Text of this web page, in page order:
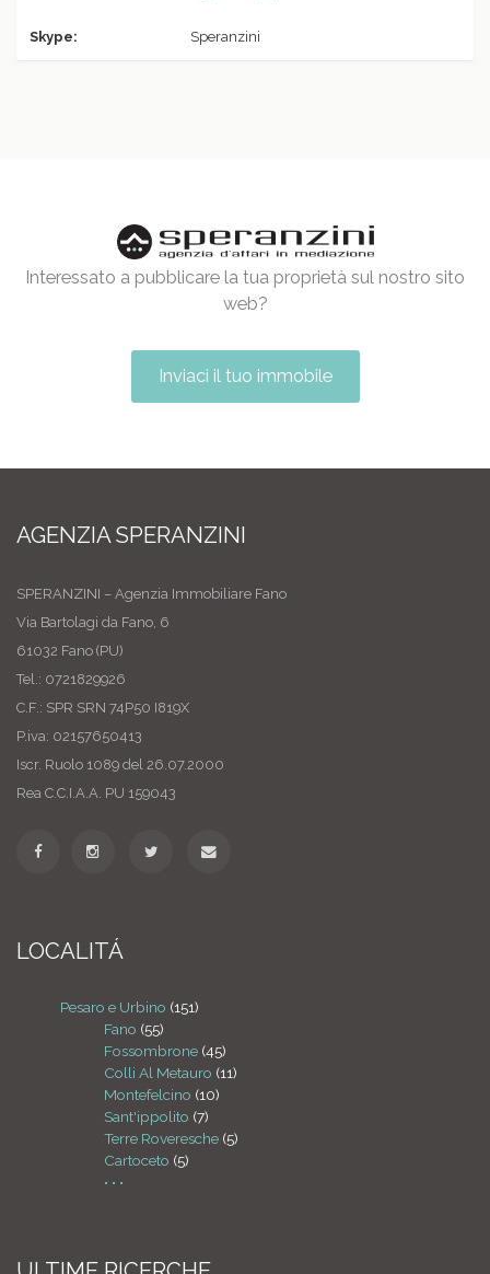
Skype: Speranzini
Interessato a pubblicare la tua proprietà sul nostro sito
web?
Inviaci il tuo immobile
AGENZIA SPERANZINI
SPERANZINI – Agenzia Immobiliare Fano
Via Bartolagi da Fano, 6
61032 Fano (PU)
Tel.: 0721829926
C.F.: SPR SRN 74P50 I819X
P.iva: 02157650413
Iscr. Ruolo 1089 del 26.07.2000
Rea C.C.I.A.A. PU 159043
LOCALITÁ
Pesaro e Urbino (151)
Fano (55)
Fossombrone (45)
Colli Al Metauro (11)
Montefelcino (10)
Sant'ippolito (7)
Terre Roveresche (5)
Cartoceto (5)
• • •